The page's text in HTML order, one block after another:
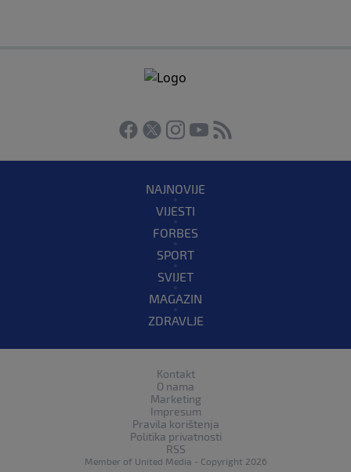
NAJNOVIJE
VIJESTI
FORBES
SPORT
SVIJET
MAGAZIN
ZDRAVLJE
Kontakt
O nama
Marketing
Impresum
Pravila korištenja
Politika privatnosti
RSS
Member of United Media - Copyright 2026